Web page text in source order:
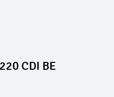
CDI BE